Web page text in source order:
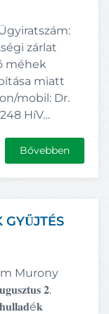
zárlat
méhek
miatt
mobil: Dr.
HíV…
Bővebben
Murony
𝟐.